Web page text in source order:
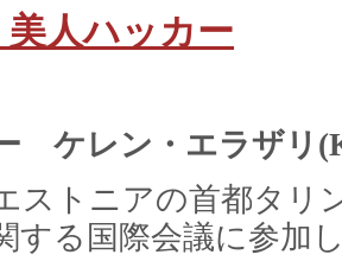
人ハッカー
ケレン・エラザリ
ストニアの首都タリ
する国際会議に参加